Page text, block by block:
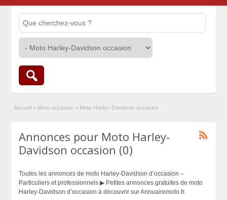
Accueil » Moto occasion » Moto Harley-Davidson occasion
Annonces pour Moto Harley-
Davidson occasion (0)
Toutes les annonces de moto Harley-Davidson d’occasion –
Particuliers et professionnels ▶ Petites annonces gratuites de moto
Harley-Davidson d’occasion à découvrir sur Annuairemoto.fr.